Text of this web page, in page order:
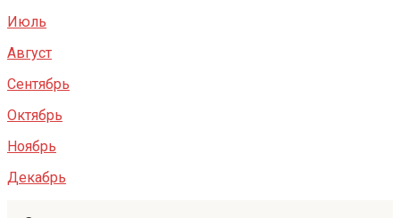
Июль
Август
Сентябрь
Октябрь
Ноябрь
Декабрь